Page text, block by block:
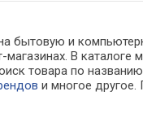
бытовую и
магазинах. В
товара по
и многое другое.